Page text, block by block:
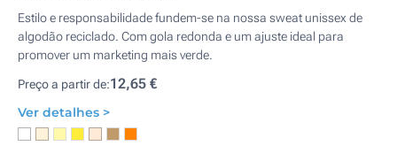
Estilo e responsabilidade fundem-se na nossa sweat unissex de
algodão reciclado. Com gola redonda e um ajuste ideal para
promover um marketing mais verde.
Preço a partir de:12,65 €
Ver detalhes >